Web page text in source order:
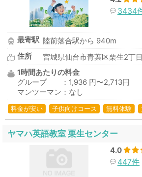
3434
最寄駅 陸前落合駅から 940m
住所
宮城県仙台市青葉区栗生2丁
1時間あたりの料金
グループ ：1,936 円〜2,713円
マンツーマン：なし
料金が安い 子供向けコース 無料体験
ヤマハ英語教室 栗生センター
4.0
447件